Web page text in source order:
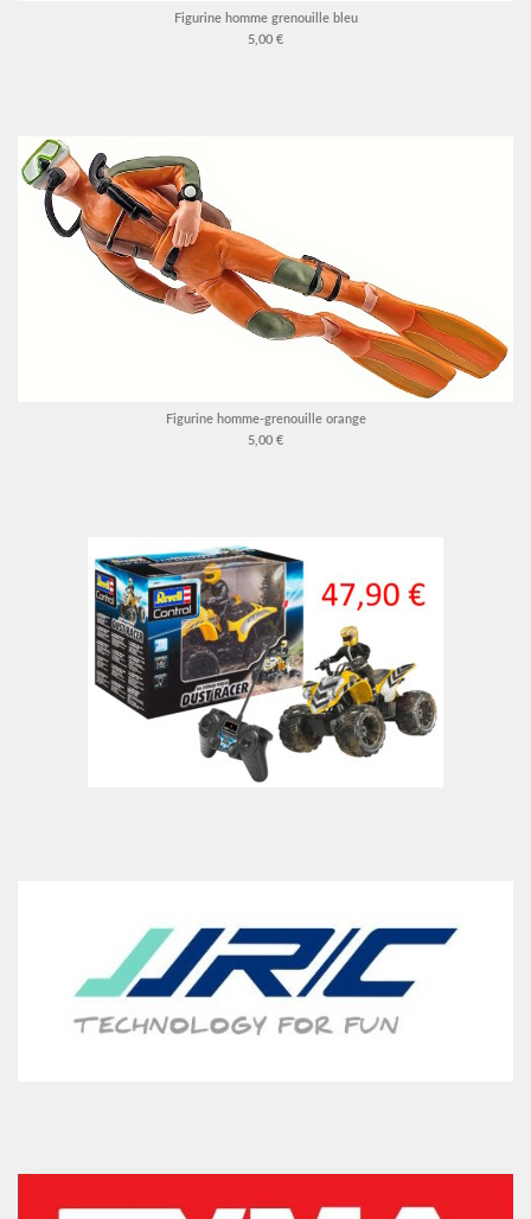
Figurine homme grenouille bleu
5,00 €
Figurine homme-grenouille orange
5,00 €